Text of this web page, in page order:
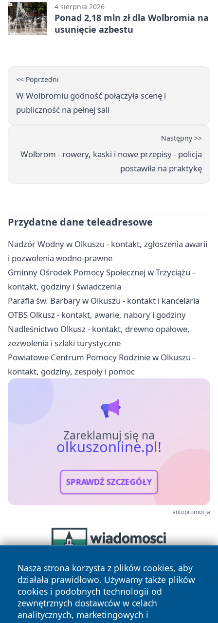
4 sierpnia 2026
Ponad 2,18 mln zł dla Wolbromia na
usunięcie azbestu
<< Poprzedni
W Wolbromiu godność połączyła scenę i
publiczność na pełnej sali
Następny >>
Wolbrom - rowery, kaski i nowe przepisy - policja
postawiła na praktykę
Przydatne dane teleadresowe
Nadzór Wodny w Olkuszu - kontakt, zgłoszenia awarii
i pozwolenia wodno-prawne
Gminny Ośrodek Pomocy Społecznej w Trzyciążu -
kontakt, godziny i świadczenia
Parafia św. Barbary w Olkuszu - kontakt i kancelaria
OTBS Olkusz - kontakt, awarie, nabory i godziny
Nadleśnictwo Olkusz - kontakt, drewno opałowe,
zezwolenia i szlaki turystyczne
Powiatowe Centrum Pomocy Rodzinie w Olkuszu -
kontakt, godziny, zespoły i pomoc
Zareklamuj się na
olkuszonline.pl!
SPRAWDŹ SZCZEGÓŁY
autopromocja
Nasza strona korzysta z plików cookies, aby
działała prawidłowo. Używamy także plików
cookies i podobnych technologii od
zewnętrznych dostawców w celach
analitycznych, marketingowych i